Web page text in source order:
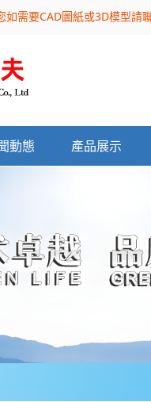
如需要CAD圖紙或3D模型請
動態 產品展示